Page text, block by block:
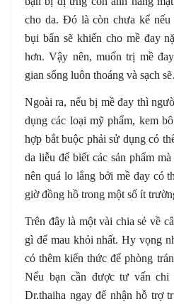
cho da. Đó là còn chưa kể
bụi bẩn sẽ khiến cho mề đay
hơn. Vậy nên, muốn trị mề
gian sống luôn thoáng và sạch
Ngoài ra, nếu bị mề đay thì
dụng các loại mỹ phẩm, kem
hợp bắt buộc phải sử dụng có
da liễu để biết các sản phẩm
nên quá lo lắng bởi mề đay có
giờ đồng hồ trong một số ít
Trên đây là một vài chia sẻ về
gì để mau khỏi nhất. Hy vọng
có thêm kiến thức để phòng
Nếu bạn cần được tư vấn
Dr.thaiha ngay để nhận hỗ trợ